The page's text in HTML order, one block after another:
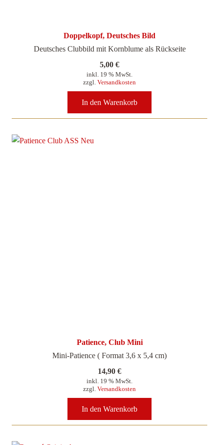
Doppelkopf, Deutsches Bild
Deutsches Clubbild mit Kornblume als Rückseite
5,00 €
inkl. 19 % MwSt.
zzgl. Versandkosten
In den Warenkorb
Patience, Club Mini
Mini-Patience ( Format 3,6 x 5,4 cm)
14,90 €
inkl. 19 % MwSt.
zzgl. Versandkosten
In den Warenkorb